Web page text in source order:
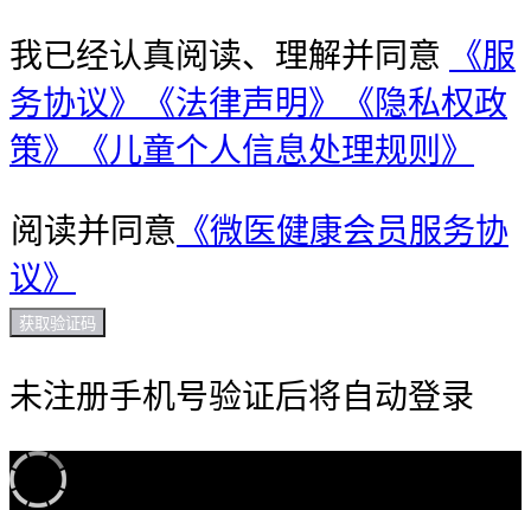
我已经认真阅读、理解并同意
《服
务协议》
《法律声明》
《隐私权政
策》
《儿童个人信息处理规则》
阅读并同意 《微医健康会员服务协
议》
获取验证码
未注册手机号验证后将自动登录